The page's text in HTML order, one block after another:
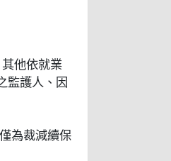
他依就業
監護人、因
為裁減續保